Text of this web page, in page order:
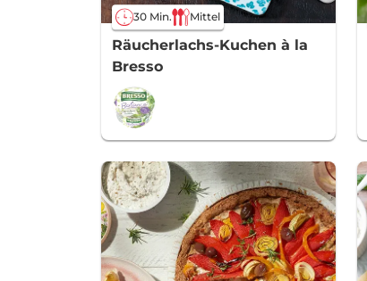
30 Min. Mittel
Räucherlachs-Kuchen à la
Bresso